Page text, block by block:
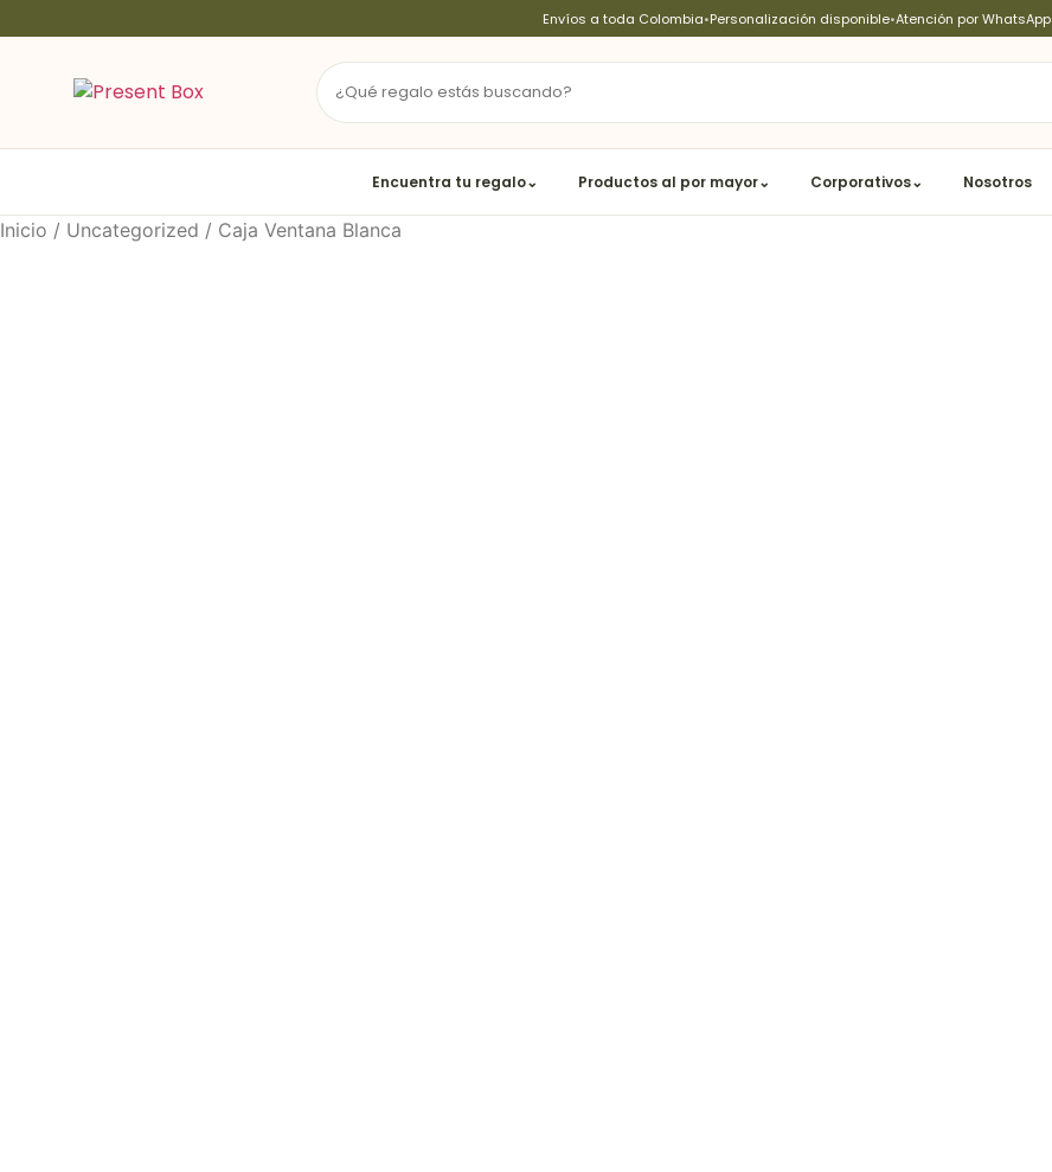
al
Envíos a toda Colombia•Personalización disponible•Atención por WhatsApp
Encuentra tu regalo⌄ Productos al por mayor⌄ Corporativos⌄ Nosotros
Inicio / Uncategorized / Caja Ventana Blanca